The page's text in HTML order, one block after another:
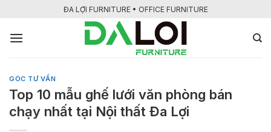
nội
ĐA LỢI FURNITURE • OFFICE FURNITURE
GÓC TƯ VẤN
Top 10 mẫu ghế lưới văn phòng bán
chạy nhất tại Nội thất Đa Lợi